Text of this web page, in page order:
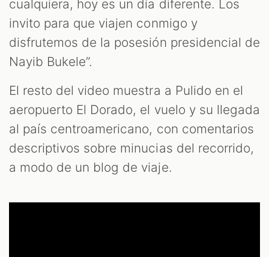
cualquiera, hoy es un día diferente. Los
invito para que viajen conmigo y
disfrutemos de la posesión presidencial de
Nayib Bukele”.
El resto del video muestra a Pulido en el
aeropuerto El Dorado, el vuelo y su llegada
al país centroamericano, con comentarios
descriptivos sobre minucias del recorrido,
a modo de un blog de viaje.